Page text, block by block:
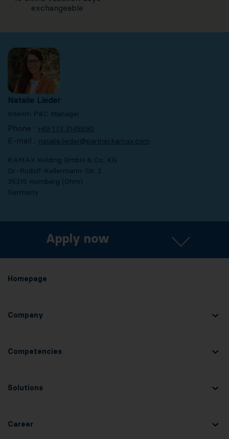
exchangeable
Natalie Lieder
Interim P&C Manager
Phone : +49 173 3145890
E-mail : natalie.lieder@partner.kamax.com
KAMAX Holding GmbH & Co. KG
Dr.-Rudolf-Kellermann-Str. 2
35315 Homberg (Ohm)
Germany
Apply now
Homepage
Company
Competencies
Solutions
Career